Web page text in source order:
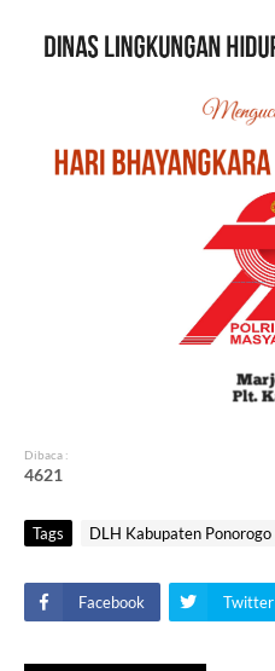
Dibaca :
4621
Tags DLH Kabupaten Ponorogo
Facebook Twitter